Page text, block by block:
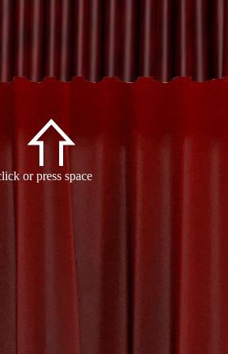
or press space
0 COMMENTS